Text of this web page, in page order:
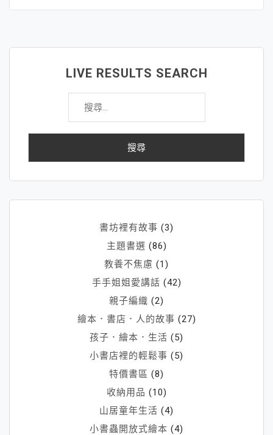
育
本
大
合
LIVE RESULTS SEARCH
搜
關
書坊裡有故事 (3)
主題書選 (86)
教養不焦慮 (1)
手手姐姐愛講話 (42)
親子編織 (2)
繪本．書店．人的故事 (27)
孩子．繪本．生活 (5)
小書店裡的輕鬆事 (5)
特價書區 (8)
收納用品 (10)
山居童年生活 (4)
小書蟲開放式繪本 (4)